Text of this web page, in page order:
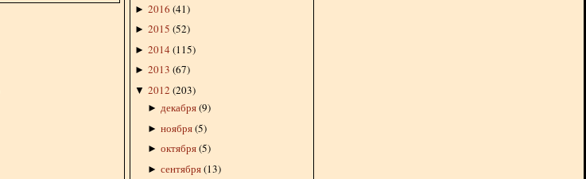
► 2016 (41)
► 2015 (52)
► 2014 (115)
► 2013 (67)
▼ 2012 (203)
► декабря(9)
► ноября(5)
► октября(5)
► сентября(13)